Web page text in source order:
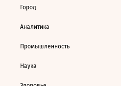
Город
Аналитика
Промышленность
Наука